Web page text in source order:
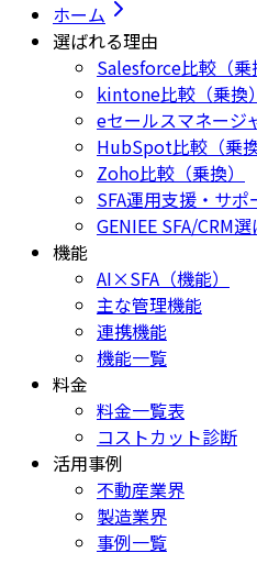
ホーム
選ばれる理由
Salesforce比較（乗
kintone比較（乗換）
eセールスマネージ
HubSpot比較（乗換
Zoho比較（乗換）
SFA運用支援・サポ
GENIEE SFA/CRM
機能
AI×SFA（機能）
主な管理機能
連携機能
機能一覧
料金
料金一覧表
コストカット診断
活用事例
不動産業界
製造業界
事例一覧